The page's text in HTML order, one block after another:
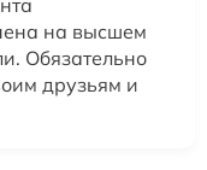
на высшем
Обязательно
друзьям и